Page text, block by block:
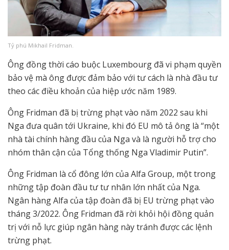
Tỷ phú Mikhail Fridman.
Ông đồng thời cáo buộc Luxembourg đã vi phạm quyền
bảo vệ mà ông được đảm bảo với tư cách là nhà đầu tư
theo các điều khoản của hiệp ước năm 1989.
Ông Fridman đã bị trừng phạt vào năm 2022 sau khi
Nga đưa quân tới Ukraine, khi đó EU mô tả ông là “một
nhà tài chính hàng đầu của Nga và là người hỗ trợ cho
nhóm thân cận của Tổng thống Nga Vladimir Putin”.
Ông Fridman là cổ đông lớn của Alfa Group, một trong
những tập đoàn đầu tư tư nhân lớn nhất của Nga.
Ngân hàng Alfa của tập đoàn đã bị EU trừng phạt vào
tháng 3/2022. Ông Fridman đã rời khỏi hội đồng quản
trị với nỗ lực giúp ngân hàng này tránh được các lệnh
trừng phạt.